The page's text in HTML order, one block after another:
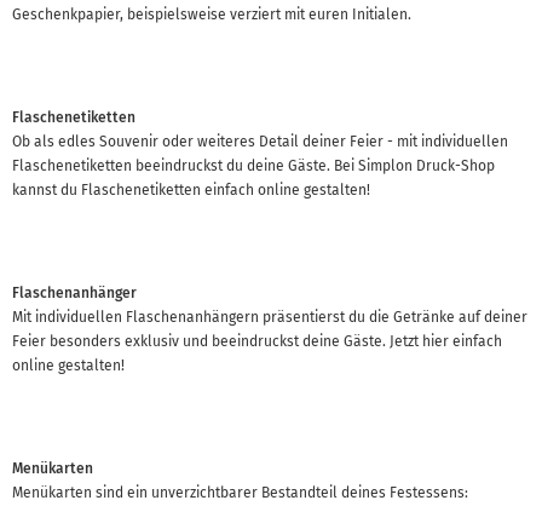
Geschenkpapier, beispielsweise verziert mit euren Initialen.
Flaschenetiketten
Ob als edles Souvenir oder weiteres Detail deiner Feier - mit individuellen
Flaschenetiketten beeindruckst du deine Gäste. Bei Simplon Druck-Shop
kannst du Flaschenetiketten einfach online gestalten!
Flaschenanhänger
Mit individuellen Flaschenanhängern präsentierst du die Getränke auf deiner
Feier besonders exklusiv und beeindruckst deine Gäste. Jetzt hier einfach
online gestalten!
Menükarten
Menükarten sind ein unverzichtbarer Bestandteil deines Festessens: